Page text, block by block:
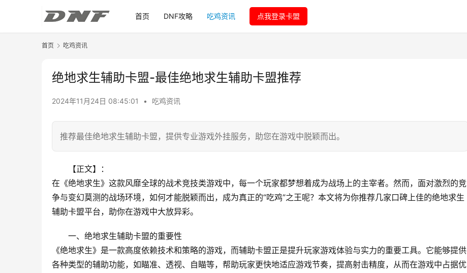
首页 DNF攻略 吃鸡资讯 点我登录卡盟
首页 吃鸡资讯
绝地求生辅助卡盟-最佳绝地求生辅助卡盟推荐
2024年11月24日 08:45:01 • 吃鸡资讯
推荐最佳绝地求生辅助卡盟，提供专业游戏外挂服务，助您在游戏中脱颖而出。
【正文】：
在《绝地求生》这款风靡全球的战术竞技类游戏中，每一个玩家都梦想着成为战场上的主宰者。然而，面对激烈的竞
争与变幻莫测的战场环境，如何才能脱颖而出，成为真正的“吃鸡”之王呢？本文将为你推荐几家口碑上佳的绝地求生
辅助卡盟平台，助你在游戏中大放异彩。
一、绝地求生辅助卡盟的重要性
《绝地求生》是一款高度依赖技术和策略的游戏，而辅助卡盟正是提升玩家游戏体验与实力的重要工具。它能够提供
各种类型的辅助功能，如瞄准、透视、自瞄等，帮助玩家更快地适应游戏节奏，提高射击精度，从而在游戏中占据优